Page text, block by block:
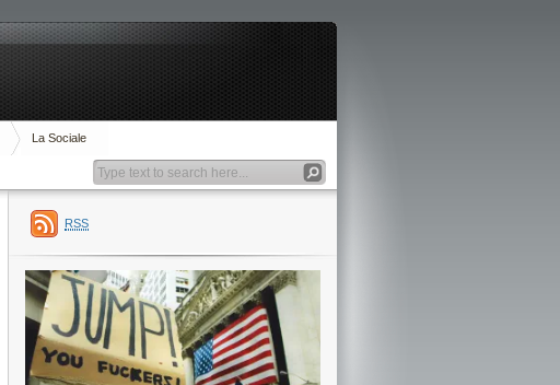
La Sociale
RSS